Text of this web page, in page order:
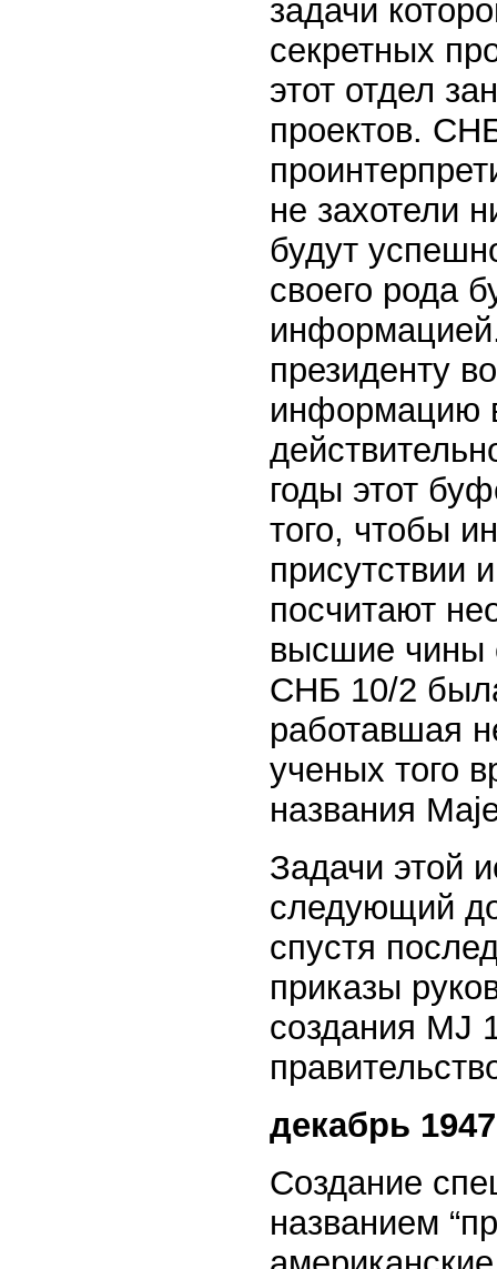
задачи
секретных
этот отдел
проектов.
не захотели
будут
своего рода
президенту
информацию
годы этот
того, чтобы
присутствии
посчитают
высшие чины
СНБ 10/2
работавшая
ученых того
названия
Задачи этой
следующий
спустя
приказы
создания MJ
декабрь 1947
Создание
названием